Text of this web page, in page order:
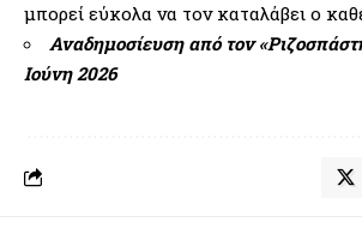
μπορεί εύκολα να τον καταλάβει ο
Αναδημοσίευση από τον
Ιούνη 2026